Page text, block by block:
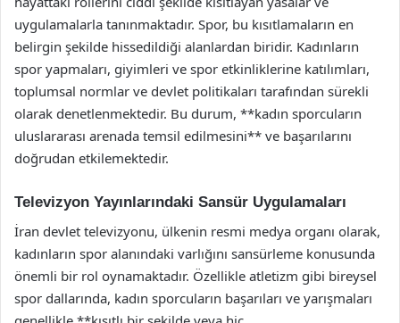
uygulamalarla tanınmaktadır. Spor, bu kısıtlamaların en
belirgin şekilde hissedildiği alanlardan biridir. Kadınların
spor yapmaları, giyimleri ve spor etkinliklerine katılımları,
toplumsal normlar ve devlet politikaları tarafından sürekli
olarak denetlenmektedir. Bu durum, **kadın sporcuların
uluslararası arenada temsil edilmesini** ve başarılarını
doğrudan etkilemektedir.
Televizyon Yayınlarındaki Sansür Uygulamaları
İran devlet televizyonu, ülkenin resmi medya organı olarak,
kadınların spor alanındaki varlığını sansürleme konusunda
önemli bir rol oynamaktadır. Özellikle atletizm gibi bireysel
spor dallarında, kadın sporcuların başarıları ve yarışmaları